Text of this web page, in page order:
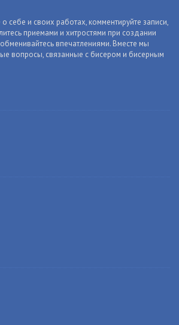
себе и своих работах, комментируйте записи,
приемами и хитростями при создании
впечатлениями. Вместе мы
вопросы, связанные с бисером и бисерным